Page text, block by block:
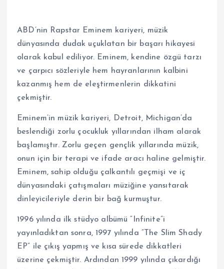
ABD’nin Rapstar Eminem kariyeri, müzik
dünyasında dudak uçuklatan bir başarı hikayesi
olarak kabul ediliyor. Eminem, kendine özgü tarzı
ve çarpıcı sözleriyle hem hayranlarının kalbini
kazanmış hem de eleştirmenlerin dikkatini
çekmiştir.
Eminem’in müzik kariyeri, Detroit, Michigan’da
beslendiği zorlu çocukluk yıllarından ilham alarak
başlamıştır. Zorlu geçen gençlik yıllarında müzik,
onun için bir terapi ve ifade aracı haline gelmiştir.
Eminem, sahip olduğu çalkantılı geçmişi ve iç
dünyasındaki çatışmaları müziğine yansıtarak
dinleyicileriyle derin bir bağ kurmuştur.
1996 yılında ilk stüdyo albümü “Infinite”i
yayınladıktan sonra, 1997 yılında “The Slim Shady
EP” ile çıkış yapmış ve kısa sürede dikkatleri
üzerine çekmiştir. Ardından 1999 yılında çıkardığı